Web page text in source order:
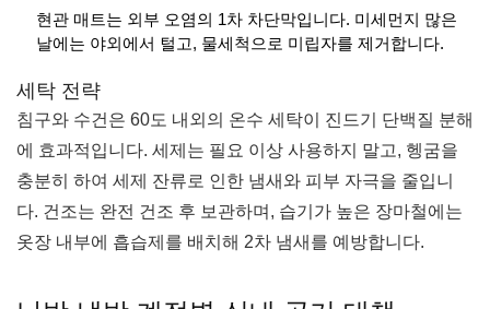
현관 매트는 외부 오염의 1차 차단막입니다. 미세먼지 많은
날에는 야외에서 털고, 물세척으로 미립자를 제거합니다.
세탁 전략
침구와 수건은 60도 내외의 온수 세탁이 진드기 단백질 분해
에 효과적입니다. 세제는 필요 이상 사용하지 말고, 헹굼을
충분히 하여 세제 잔류로 인한 냄새와 피부 자극을 줄입니
다. 건조는 완전 건조 후 보관하며, 습기가 높은 장마철에는
옷장 내부에 흡습제를 배치해 2차 냄새를 예방합니다.